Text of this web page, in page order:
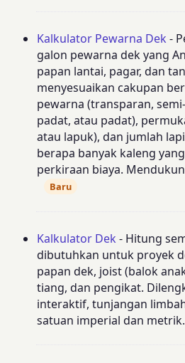
Kalkulator Pewarna Dek -
galon pewarna dek yang
papan lantai, pagar, dan
menyesuaikan cakupan
pewarna (transparan,
padat, atau padat),
atau lapuk), dan jumlah
berapa banyak kaleng
perkiraan biaya.
Baru
Kalkulator Dek - Hitung
dibutuhkan untuk proyek
papan dek, joist (balok
tiang, dan pengikat.
interaktif, tunjangan
satuan imperial dan metrik.